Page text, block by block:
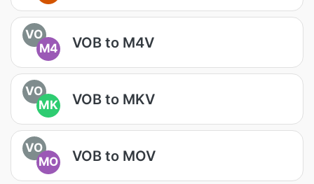
VO
M4
VOB to M4V
VO
MK
VOB to MKV
VO
MO
VOB to MOV